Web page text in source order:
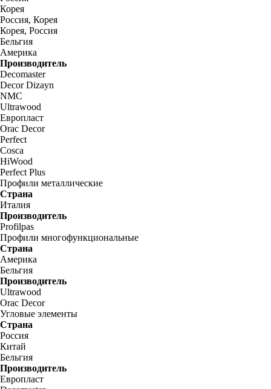
Корея
Россия, Корея
Корея, Россия
Бельгия
Америка
Производитель
Decomaster
Decor Dizayn
NMC
Ultrawood
Европласт
Orac Decor
Perfect
Cosca
HiWood
Perfect Plus
Профили металлические
Страна
Италия
Производитель
Profilpas
Профили многофункциональные
Страна
Америка
Бельгия
Производитель
Ultrawood
Orac Decor
Угловые элементы
Страна
Россия
Китай
Бельгия
Производитель
Европласт